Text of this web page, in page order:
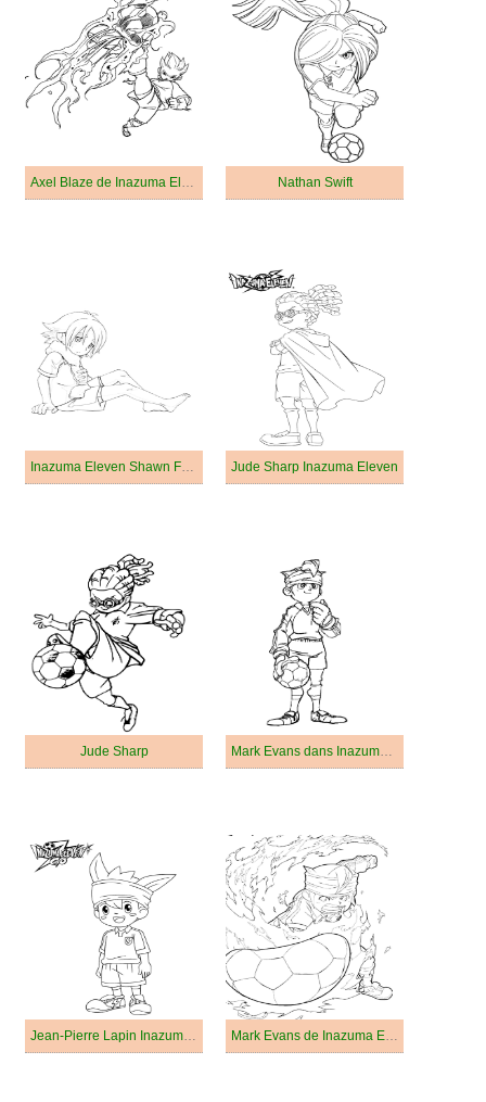
Axel Blaze de Inazuma Eleven Nathan Swift
Inazuma Eleven Shawn Frost Jude Sharp Inazuma Eleven
Jude Sharp Mark Evans dans Inazuma Eleven
Jean-Pierre Lapin Inazuma Eleven Mark Evans de Inazuma Eleven